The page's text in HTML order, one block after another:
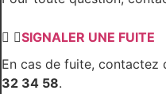
SIGNALER UNE FUITE
En cas de fuite, contactez
32 34 58.